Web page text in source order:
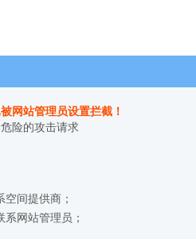
网站管理员设置拦截！
险的攻击请求
间提供商；
网站管理员；